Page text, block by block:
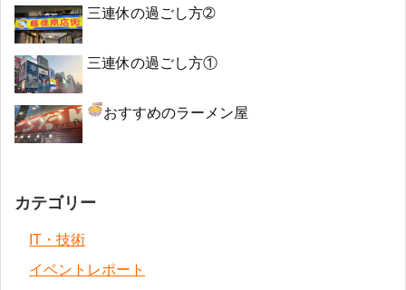
三連休の過ごし方➁
三連休の過ごし方①
おすすめのラーメン屋
カテゴリー
IT・技術
イベントレポート